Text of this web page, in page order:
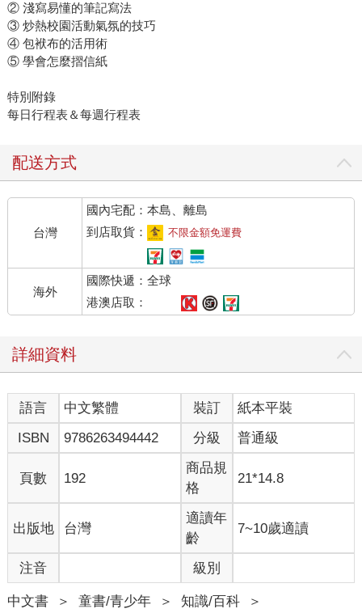
② 淺寫易懂的筆記寫法
③ 炒熱校園活動氣氛的技巧
④ 包袱布的活用術
⑤ 學會怎麼摺信紙
特別附錄
每日行程表＆每週行程表
配送方式
台灣
國內宅配：本島、離島
到店取貨：
不限金額免運費
海外
國際快遞：全球
港澳店取：
詳細資料
語言 中文繁體 裝訂
紙本平裝
ISBN
9786263494442 分級 普通級
頁數 192
商品規
格
21*14.8
出版地 台灣
適讀年
齡
7~10歲適讀
注音 級別
中文書 ＞ 童書/青少年 ＞ 知識/百科
＞